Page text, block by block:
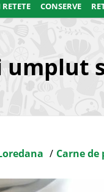
CONSERVE
umplut
Carne de